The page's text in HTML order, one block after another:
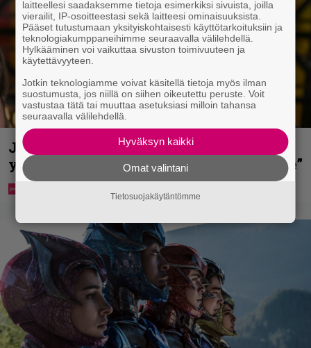
Jani Sievinen kokosi lapsikatraansa
yhteen – ”Minun suurin perintöni heille”
laitteellesi saadaksemme tietoja esimerkiksi sivuista, joilla
vierailit, IP-osoitteestasi sekä laitteesi ominaisuuksista.
Pääset tutustumaan yksityiskohtaisesti käyttötarkoituksiin ja
teknologiakumppaneihimme seuraavalla välilehdellä.
Hylkääminen voi vaikuttaa sivuston toimivuuteen ja
käytettävyyteen.
Jotkin teknologiamme voivat käsitellä tietoja myös ilman
suostumusta, jos niillä on siihen oikeutettu peruste. Voit
vastustaa tätä tai muuttaa asetuksiasi milloin tahansa
seuraavalla välilehdellä.
Hyväksyn kaikki
Omat valintani
Tietosuojakäytäntömme